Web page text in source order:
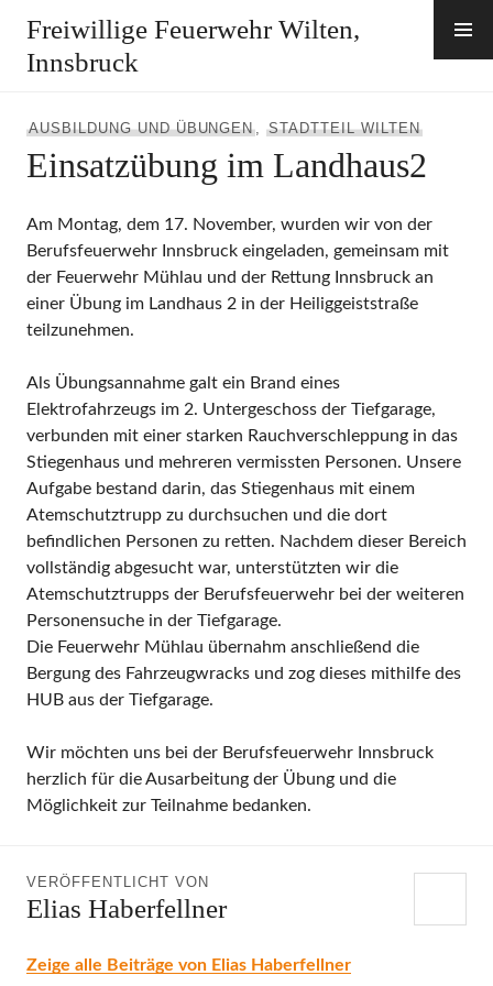
Inhalt
springen
Freiwillige Feuerwehr Wilten,
Innsbruck
AUSBILDUNG UND ÜBUNGEN,STADTTEIL WILTEN
Einsatzübung im Landhaus2
Am Montag, dem 17. November, wurden wir von der
Berufsfeuerwehr Innsbruck eingeladen, gemeinsam mit
der Feuerwehr Mühlau und der Rettung Innsbruck an
einer Übung im Landhaus 2 in der Heiliggeiststraße
teilzunehmen.
Als Übungsannahme galt ein Brand eines
Elektrofahrzeugs im 2. Untergeschoss der Tiefgarage,
verbunden mit einer starken Rauchverschleppung in das
Stiegenhaus und mehreren vermissten Personen. Unsere
Aufgabe bestand darin, das Stiegenhaus mit einem
Atemschutztrupp zu durchsuchen und die dort
befindlichen Personen zu retten. Nachdem dieser Bereich
vollständig abgesucht war, unterstützten wir die
Atemschutztrupps der Berufsfeuerwehr bei der weiteren
Personensuche in der Tiefgarage.
Die Feuerwehr Mühlau übernahm anschließend die
Bergung des Fahrzeugwracks und zog dieses mithilfe des
HUB aus der Tiefgarage.
Wir möchten uns bei der Berufsfeuerwehr Innsbruck
herzlich für die Ausarbeitung der Übung und die
Möglichkeit zur Teilnahme bedanken.
VERÖFFENTLICHT VON
Elias Haberfellner
Zeige alle Beiträge von Elias Haberfellner